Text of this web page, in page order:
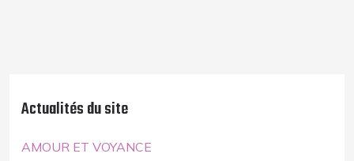
Actualités du site
AMOUR ET VOYANCE